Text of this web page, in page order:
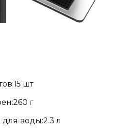
шт
г
воды:2.3 л